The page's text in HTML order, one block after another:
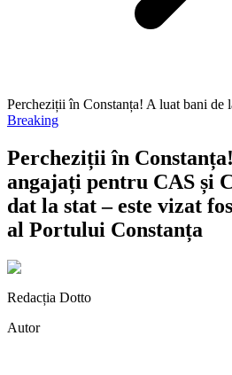
Percheziții în Constanța! A luat bani de
Breaking
Percheziții în
angajați pentru CAS și
dat la stat – este vizat
al Portului Constanța
Redacția Dotto
Autor